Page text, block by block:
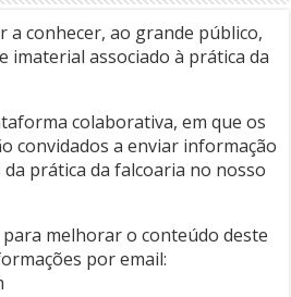
a conhecer, ao grande público,
imaterial associado à prática da
colaborativa, em que os
convidados a enviar informação
prática da falcoaria no nosso
melhorar o conteúdo deste
por email: